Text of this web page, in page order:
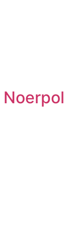
Noerpol